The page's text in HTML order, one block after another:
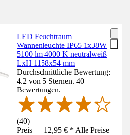
LED Feuchtraum
Wannenleuchte IP65 1x38W
5100 lm 4000 K neutralweiß
LxH 1158x54 mm
Durchschnittliche Bewertung:
4.2 von 5 Sternen. 40
Bewertungen.
(40)
Preis — 12,95 € * Alle Preise